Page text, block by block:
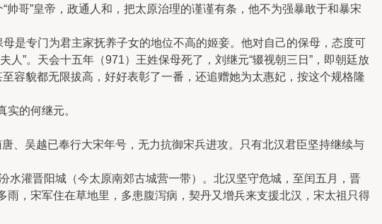
哥”皇帝，政通人和，把太原治理的谨谨有条，他不为强暴敢于和暴宋
是专门为君主家抚养子女的地位不高的姬妾。他对自己的保母，态度可
”。天会十五年（971）王姓保母死了，刘继元“辍视朝三日”，即朝廷放
容貌都无限拔高，好好表彰了一番，还追赠她为太惠妃，按这个规格隆
实的何继元。
吴越已奉行大宋年号，无力抗御宋兵进攻。只有北汉君臣坚持继续与
灌晋阳城（今太原南郊古城营一带）。北汉坚守危城，至闰五月，晋
，宋军住在草地里，多患腹泻病，契丹又增兵来支援北汉，宋太祖只得